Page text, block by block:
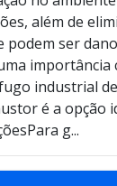
além de
podem ser
importância
industrial
é a opção
g...